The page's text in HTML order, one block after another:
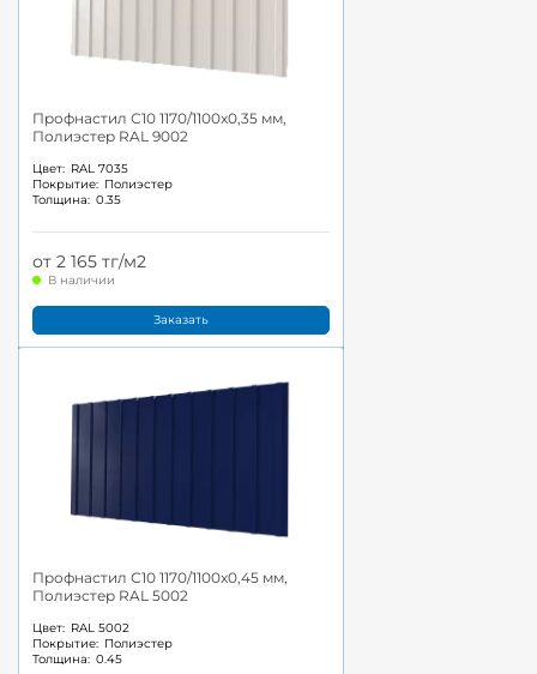
Профнастил С10 1170/1100x0,35 мм,
Полиэстер RAL 9002
Цвет: RAL 7035
Покрытие: Полиэстер
Толщина: 0.35
от 2 165 тг/м2
В наличии
Заказать
Профнастил С10 1170/1100x0,45 мм,
Полиэстер RAL 5002
Цвет: RAL 5002
Покрытие: Полиэстер
Толщина: 0.45